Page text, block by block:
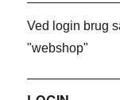
Ved login brug
"webshop"